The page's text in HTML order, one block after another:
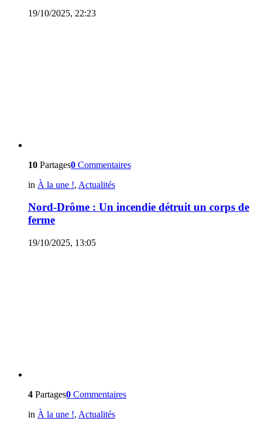
19/10/2025, 22:23
10 Partages0 Commentaires
in À la une !, Actualités
Nord-Drôme : Un incendie détruit un corps de
ferme
19/10/2025, 13:05
4 Partages0 Commentaires
in À la une !, Actualités